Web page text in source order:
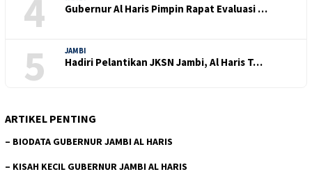
4 Gubernur Al Haris Pimpin Rapat Evaluasi …
5 JAMBI
Hadiri Pelantikan JKSN Jambi, Al Haris T…
ARTIKEL PENTING
– BIODATA GUBERNUR JAMBI AL HARIS
– KISAH KECIL GUBERNUR JAMBI AL HARIS